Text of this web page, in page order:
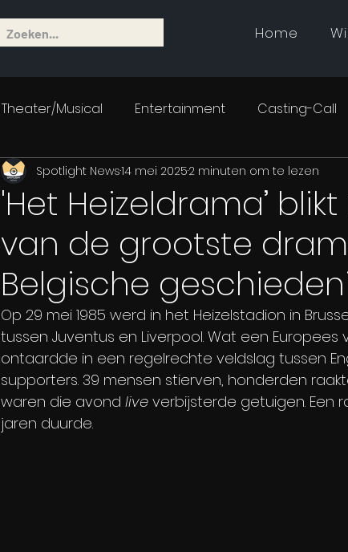
Home
Theater/Musical Entertainment Casting-Call
'Het Heizeldrama’
van de grootste
Belgische
Spotlight News14 mei 20252 minuten om te lezen
Op 29 mei 1985 werd in het Heizelstadion in
tussen Juventus en Liverpool. Wat een
ontaardde in een regelrechte veldslag tussen
supporters. 39 mensen stierven, honderden
waren die avond live verbijsterde getuigen. Een
jaren duurde.​